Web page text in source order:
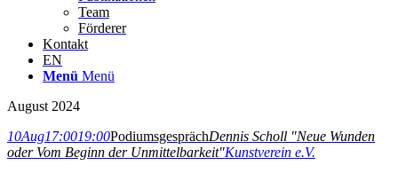
Team
Förderer
Kontakt
EN
Menü Menü
August 2024
10Aug17:0019:00PodiumsgesprächDennis Scholl "Neue Wunden
oder Vom Beginn der Unmittelbarkeit"Kunstverein e.V.